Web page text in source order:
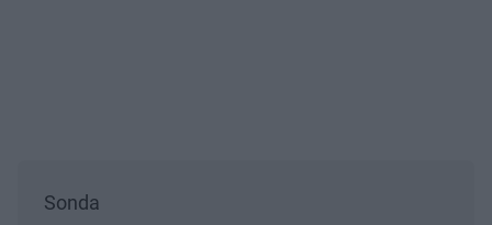
Sonda